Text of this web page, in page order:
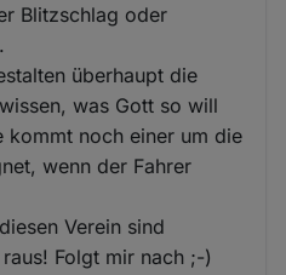
Blitzschlag oder
überhaupt die
was Gott so will
kommt noch einer um die
wenn der Fahrer
Verein sind
Folgt mir nach ;-)